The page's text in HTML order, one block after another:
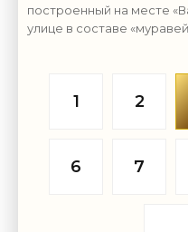
построенный на месте
улице в составе
1 2
6 7